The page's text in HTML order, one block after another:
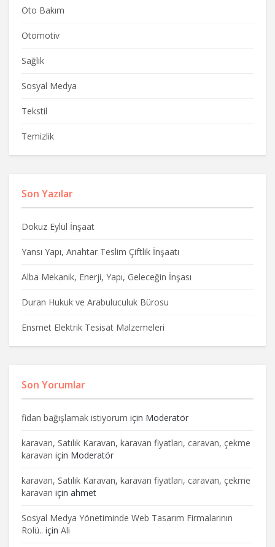
Oto Bakım
Otomotiv
Sağlık
Sosyal Medya
Tekstil
Temizlik
Son Yazılar
Dokuz Eylül İnşaat
Yansı Yapı, Anahtar Teslim Çiftlik İnşaatı
Alba Mekanik, Enerji, Yapı, Geleceğin İnşası
Duran Hukuk ve Arabuluculuk Bürosu
Ensmet Elektrik Tesisat Malzemeleri
Son Yorumlar
fidan bağışlamak istiyorum için Moderatör
karavan, Satılık Karavan, karavan fiyatları, caravan, çekme
karavan için Moderatör
karavan, Satılık Karavan, karavan fiyatları, caravan, çekme
karavan için ahmet
Sosyal Medya Yönetiminde Web Tasarım Firmalarının
Rolü.. için Ali